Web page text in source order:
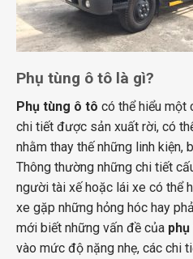
Phụ tùng ô tô là gì?
Phụ tùng ô tô có thể hiểu một
chi tiết được sản xuất rời, có
nhằm thay thế những linh kiện,
Thông thường những chi tiết
người tài xế hoặc lái xe có thể
xe gặp những hỏng hóc hay
mới biết những vấn đề của
vào mức độ nặng nhẹ, các chi